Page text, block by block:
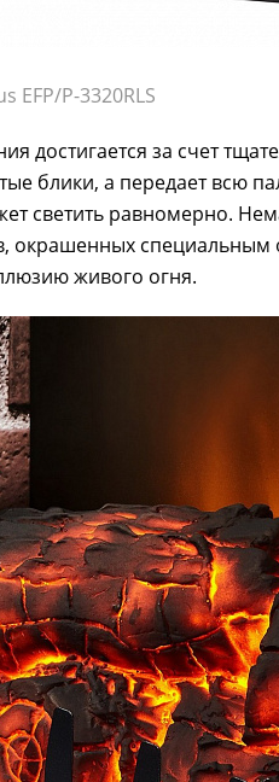
EFP/P-3320RLS
достигается за счет
блики, а передает всю
светить равномерно.
окрашенных
живого огня.